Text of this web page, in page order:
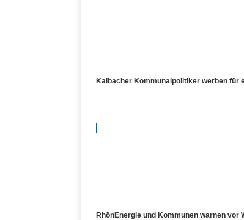
Kalbacher Kommunalpolitiker werben für
RhönEnergie und Kommunen warnen